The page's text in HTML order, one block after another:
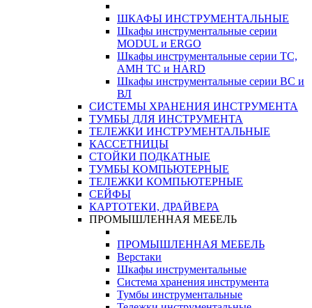
ШКАФЫ ИНСТРУМЕНТАЛЬНЫЕ
Шкафы инструментальные серии
MODUL и ERGO
Шкафы инструментальные серии ТС,
АМН ТС и HARD
Шкафы инструментальные серии ВС и
ВЛ
СИСТЕМЫ ХРАНЕНИЯ ИНСТРУМЕНТА
ТУМБЫ ДЛЯ ИНСТРУМЕНТА
ТЕЛЕЖКИ ИНСТРУМЕНТАЛЬНЫЕ
КАССЕТНИЦЫ
СТОЙКИ ПОДКАТНЫЕ
ТУМБЫ КОМПЬЮТЕРНЫЕ
ТЕЛЕЖКИ КОМПЬЮТЕРНЫЕ
СЕЙФЫ
КАРТОТЕКИ, ДРАЙВЕРА
ПРОМЫШЛЕННАЯ МЕБЕЛЬ
ПРОМЫШЛЕННАЯ МЕБЕЛЬ
Верстаки
Шкафы инструментальные
Система хранения инструмента
Тумбы инструментальные